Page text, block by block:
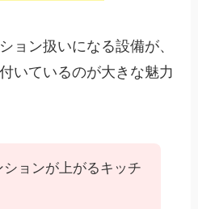
ョン扱いになる設備が、
いているのが大きな魅力
ションが上がるキッチ